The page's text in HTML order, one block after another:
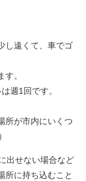
し遠くて、車でゴ
。
週1回です。
所が市内にいくつ
出せない場合など
所に持ち込むこと